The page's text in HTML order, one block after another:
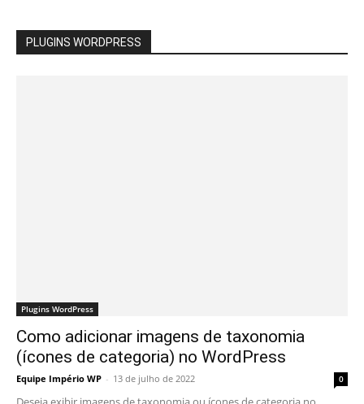
PLUGINS WORDPRESS
Plugins WordPress
Como adicionar imagens de taxonomia
(ícones de categoria) no WordPress
Equipe Império WP - 13 de julho de 2022 0